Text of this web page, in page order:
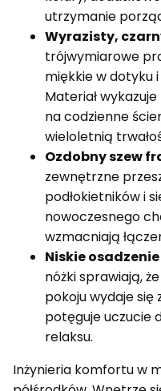
utrzymanie
Wyrazisty,
trójwymiarowe
miękkie w dotyku
Materiał
na codzienne
wieloletnią
Ozdobny szew
zewnętrzne
podłokietników i
nowoczesnego
wzmacniają
Niskie
nóżki sprawiają,
pokoju wydaje się
potęguje uczucie
relaksu.
Inżynieria komfortu w